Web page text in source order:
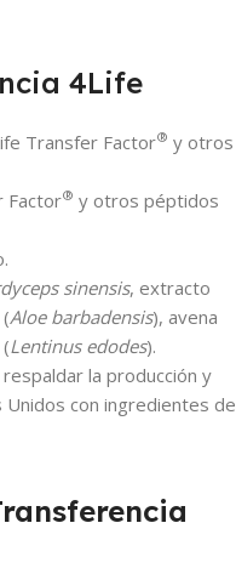
4Life
Transfer Factor® y otros
Factor® y otros péptidos
sinensis, extracto
Aloe barbadensis), avena
Lentinus edodes).
la producción y
Unidos con ingredientes de